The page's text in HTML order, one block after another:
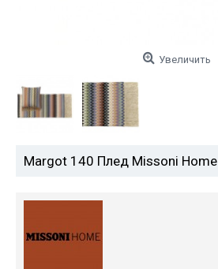
Увеличить
Margot 140 Плед Missoni Home